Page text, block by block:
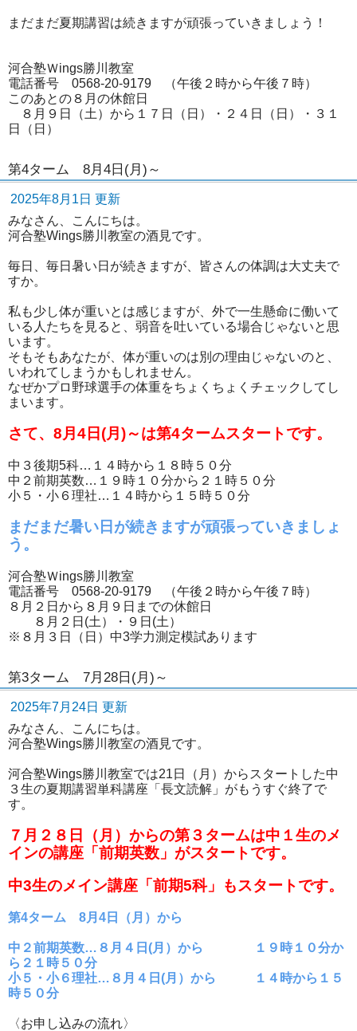
まだまだ夏期講習は続きますが頑張っていきましょう！
河合塾Ｗings勝川教室
電話番号 0568-20-9179 （午後２時から午後７時）
このあとの８月の休館日
８月９日（土）から１７日（日）・２４日（日）・３１
日（日）
第4ターム 8月4日(月)～
2025年8月1日 更新
みなさん、こんにちは。
河合塾Wings勝川教室の酒見です。
毎日、毎日暑い日が続きますが、皆さんの体調は大丈夫で
すか。
私も少し体が重いとは感じますが、外で一生懸命に働いて
いる人たちを見ると、弱音を吐いている場合じゃないと思
います。
そもそもあなたが、体が重いのは別の理由じゃないのと、
いわれてしまうかもしれません。
なぜかプロ野球選手の体重をちょくちょくチェックしてし
まいます。
さて、8月4日(月)～は第4タームスタートです。
中３後期5科…１４時から１８時５０分
中２前期英数…１９時１０分から２１時５０分
小５・小６理社…１４時から１５時５０分
まだまだ暑い日が続きますが頑張っていきましょ
う。
河合塾Ｗings勝川教室
電話番号 0568-20-9179 （午後２時から午後７時）
８月２日から８月９日までの休館日
８月２日(土）・９日(土）
※８月３日（日）中3学力測定模試あります
第3ターム 7月28日(月)～
2025年7月24日 更新
みなさん、こんにちは。
河合塾Wings勝川教室の酒見です。
河合塾Wings勝川教室では21日（月）からスタートした中
３生の夏期講習単科講座「長文読解」がもうすぐ終了で
す。
７月２８日（月）からの第３タームは中１生のメ
インの講座「前期英数」がスタートです。
中3生のメイン講座「前期5科」もスタートです。
第4ターム 8月4日（月）から
中２前期英数…８月４日(月）から １９時１０分か
ら２１時５０分
小５・小６理社…８月４日(月）から １４時から１５
時５０分
〈お申し込みの流れ〉